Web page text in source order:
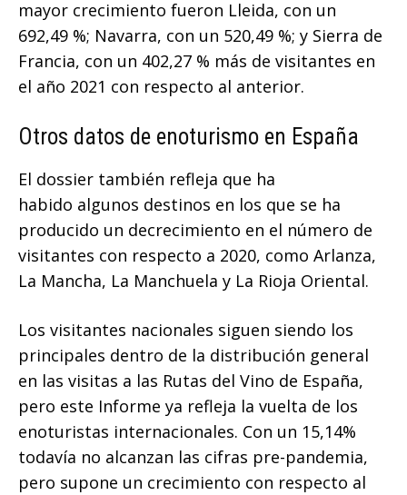
mayor crecimiento fueron Lleida, con un
692,49 %; Navarra, con un 520,49 %; y Sierra de
Francia, con un 402,27 % más de visitantes en
el año 2021 con respecto al anterior.
Otros datos de enoturismo en España
El dossier también refleja que ha
habido algunos destinos en los que se ha
producido un decrecimiento en el número de
visitantes con respecto a 2020, como Arlanza,
La Mancha, La Manchuela y La Rioja Oriental.
Los visitantes nacionales siguen siendo los
principales dentro de la distribución general
en las visitas a las Rutas del Vino de España,
pero este Informe ya refleja la vuelta de los
enoturistas internacionales. Con un 15,14%
todavía no alcanzan las cifras pre-pandemia,
pero supone un crecimiento con respecto al